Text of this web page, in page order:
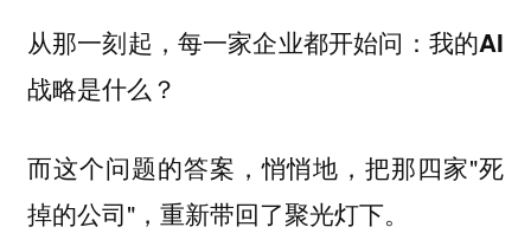
从那一刻起，每一家企业都开始问： 我的AI
战略是什么？
而这个问题的答案，悄悄地，把那四家"死
掉的公司"，重新带回了聚光灯下。